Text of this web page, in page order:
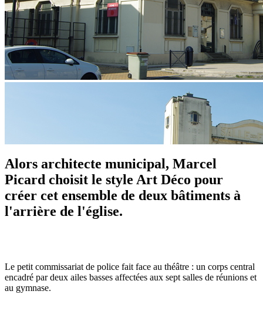
Alors architecte municipal, Marcel
Picard choisit le style Art Déco pour
créer cet ensemble de deux bâtiments à
l'arrière de l'église.
Le petit commissariat de police fait face au théâtre : un corps central
encadré par deux ailes basses affectées aux sept salles de réunions et
au gymnase.